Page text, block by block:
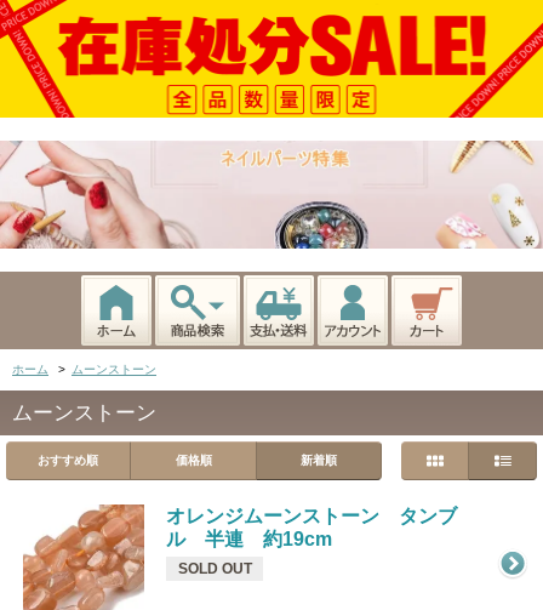
ホーム > ムーンストーン
ムーンストーン
おすすめ順 価格順 新着順
オレンジムーンストーン タンブ
ル 半連 約19cm
SOLD OUT